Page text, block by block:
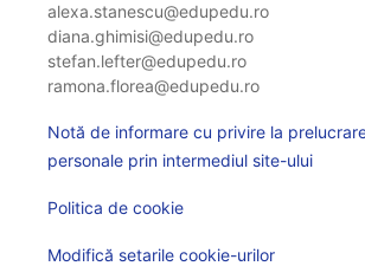
alexa.stanescu@edupedu.ro
diana.ghimisi@edupedu.ro
stefan.lefter@edupedu.ro
ramona.florea@edupedu.ro
Notă de informare cu privire la
personale prin intermediul site-ului
Politica de cookie
Modifică setarile cookie-urilor